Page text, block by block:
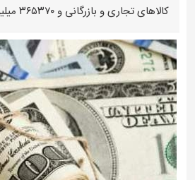
انتقال تورم خودرو به بازار خدمات
کالاهای تجاری و بازرگانی و ۳۶۵۳۷۰ میلیون دلار آن برای تامین ارز مورد نیاز بخش خدمات بوده است.